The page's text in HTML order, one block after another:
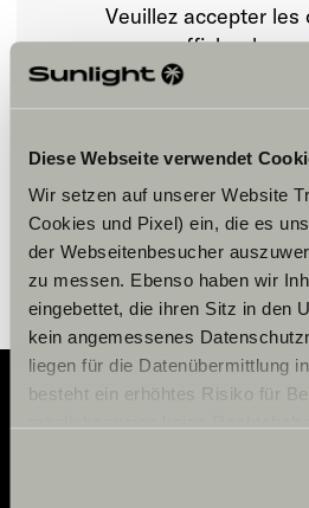
Diese Webseite verwendet
Wir setzen auf unserer Website
Cookies und Pixel) ein, die es
der Webseitenbesucher
zu messen. Ebenso haben wir
eingebettet, die ihren Sitz in den
kein angemessenes
liegen für die Datenübermittlung
besteht ein erhöhtes Risiko für
verarbeiten und mit anderen
Veuillez accepter les
afficher le